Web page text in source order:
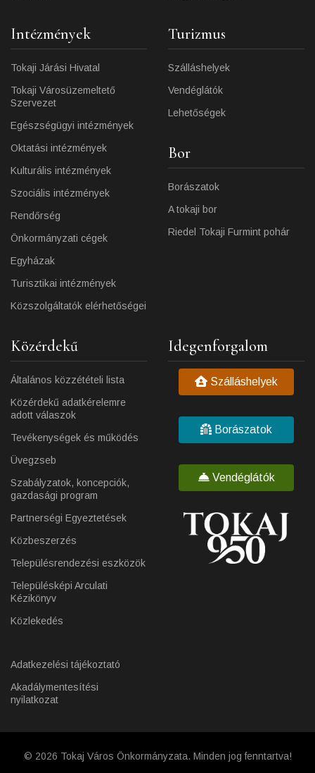
Intézmények
Tokaji Járási Hivatal
Tokaji Városüzemeltető
Szervezet
Egészségügyi intézmények
Oktatási intézmények
Kulturális intézmények
Szociális intézmények
Rendőrség
Önkormányzati cégek
Egyházak
Turisztikai intézmények
Közszolgáltatók elérhetőségei
Turizmus
Szálláshelyek
Vendéglátók
Lehetőségek
Bor
Borászatok
A tokaji bor
Riedel Tokaji Furmint pohár
Közérdekű
Általános közzétételi lista
Közérdekű adatkérelemre
adott válaszok
Tevékenységek és működés
Üvegzseb
Szabályzatok, koncepciók,
gazdasági program
Partnerségi Egyeztetések
Közbeszerzés
Településrendezési eszközök
Településképi Arculati
Kézikönyv
Közlekedés
Adatkezelési tájékoztató
Akadálymentesítési
nyilatkozat
Idegenforgalom
Szálláshelyek
Borászatok
Vendéglátók
© 2026 Tokaj Város Önkormányzata. Minden jog fenntartva!